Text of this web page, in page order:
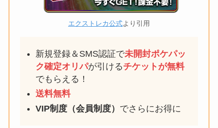
エクストレカ公式より引用
新規登録＆SMS認証で未開封ポケパッ
ク確定オリパが引けるチケットが無料
でもらえる！
送料無料
VIP制度（会員制度） でさらにお得に